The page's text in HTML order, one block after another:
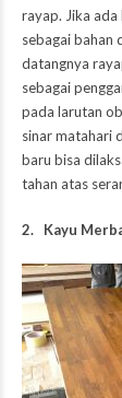
rayap. Jika
sebagai bahan
datangnya
sebagai
pada larutan
sinar matahari
baru bisa
tahan atas
2. Kayu